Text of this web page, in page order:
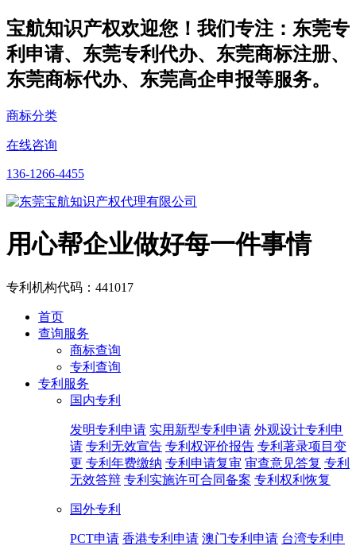
宝航知识产权欢迎您！我们专注：东莞专
利申请、东莞专利代办、东莞商标注册、
东莞商标代办、东莞高企申报等服务。
商标分类
在线咨询
136-1266-4455
用心帮企业做好每一件事情
专利机构代码：441017
首页
查询服务
商标查询
专利查询
专利服务
国内专利
发明专利申请 实用新型专利申请 外观设计专利申
请 专利无效宣告 专利权评价报告 专利著录项目变
更 专利年费缴纳 专利申请复审 审查意见答复 专利
无效答辩 专利实施许可合同备案 专利权利恢复
国外专利
PCT申请 香港专利申请 澳门专利申请 台湾专利申